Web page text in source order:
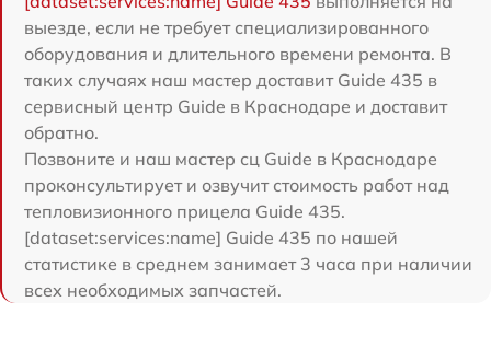
выезде, если не требует специализированного
оборудования и длительного времени ремонта. В
таких случаях наш мастер доставит Guide 435 в
сервисный центр Guide в Краснодаре и доставит
обратно.
Позвоните и наш мастер сц Guide в Краснодаре
проконсультирует и озвучит стоимость работ над
тепловизионного прицела Guide 435.
[dataset:services:name] Guide 435 по нашей
статистике в среднем занимает 3 часа при наличии
всех необходимых запчастей.